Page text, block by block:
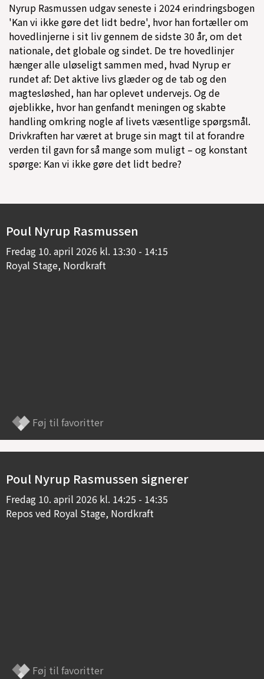
Nyrup Rasmussen udgav seneste i 2024 erindringsbogen
'Kan vi ikke gøre det lidt bedre', hvor han fortæller om
hovedlinjerne i sit liv gennem de sidste 30 år, om det
nationale, det globale og sindet. De tre hovedlinjer
hænger alle uløseligt sammen med, hvad Nyrup er
rundet af: Det aktive livs glæder og de tab og den
magtesløshed, han har oplevet undervejs. Og de
øjeblikke, hvor han genfandt meningen og skabte
handling omkring nogle af livets væsentlige spørgsmål.
Drivkraften har været at bruge sin magt til at forandre
verden til gavn for så mange som muligt – og konstant
spørge: Kan vi ikke gøre det lidt bedre?
Poul Nyrup Rasmussen
Fredag 10. april 2026 kl. 13:30 - 14:15
Royal Stage, Nordkraft
Føj til favoritter
Poul Nyrup Rasmussen signerer
Fredag 10. april 2026 kl. 14:25 - 14:35
Repos ved Royal Stage, Nordkraft
Føj til favoritter